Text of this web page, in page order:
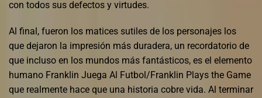
con todos sus defectos y virtudes.
Al final, fueron los matices sutiles de los personajes los
que dejaron la impresión más duradera, un recordatorio de
que incluso en los mundos más fantásticos, es el elemento
humano Franklin Juega Al Futbol/Franklin Plays the Game
que realmente hace que una historia cobre vida. Al terminar